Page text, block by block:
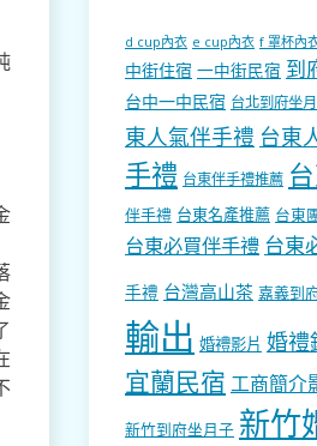
d cup內衣 e cup內衣 f 罩杯內
中街住宿 一中街民宿 到
台中一中民宿 台北到府坐
東人氣伴手禮 台東
手禮 台東伴手禮推薦
伴手禮 台東名產推薦 台東
台東必買伴手禮 台東
手禮 台灣高山茶 嘉義到
輸出 婚禮影片 婚禮
宜蘭民宿 工商簡介
新竹到府坐月子 新竹